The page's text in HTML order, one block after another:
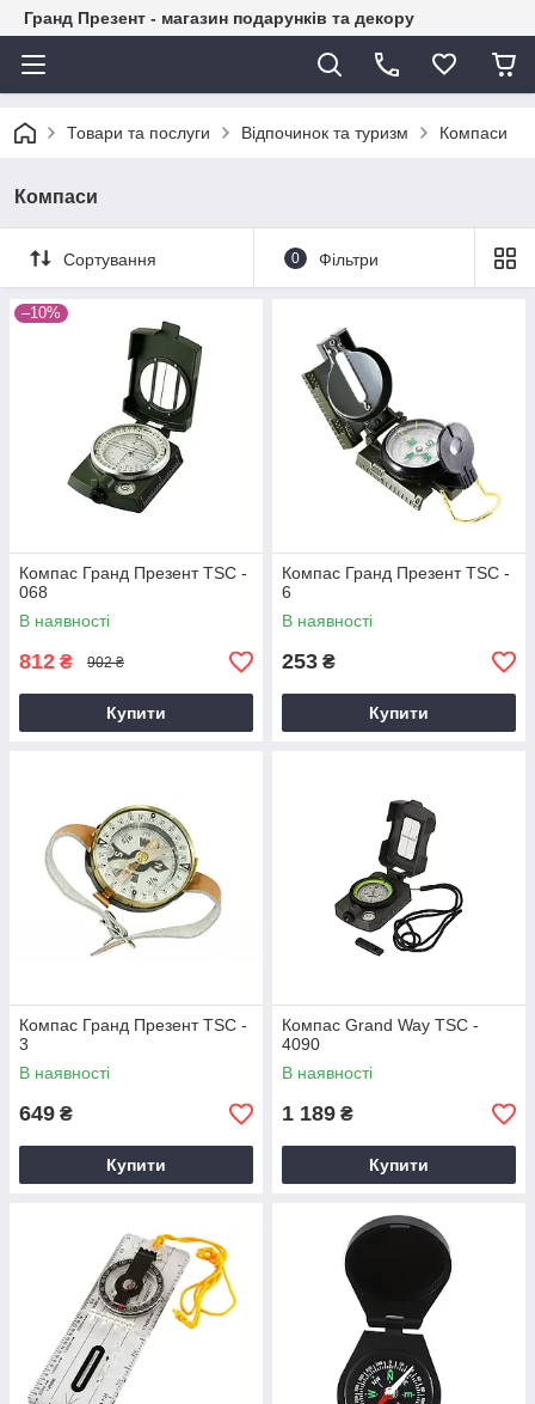
Гранд Презент - магазин подарунків та декору
Товари та послуги Відпочинок та туризм Компаси
Компаси
Сортування 0 Фільтри
–10%
Компас Гранд Презент TSC -
068
В наявності
812 ₴ 902 ₴
Купити
Компас Гранд Презент TSC -
6
В наявності
253 ₴
Купити
Компас Гранд Презент TSC -
3
В наявності
649 ₴
Купити
Компас Grand Way TSC -
4090
В наявності
1 189 ₴
Купити